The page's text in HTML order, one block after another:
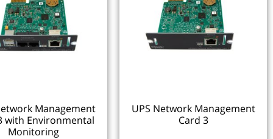
UPS Network
UPS Network Management
Card 3 with Environmental
Monitoring